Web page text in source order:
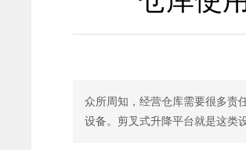
众所周知，经营仓库需要很多责
设备。剪叉式升降平台就是这类